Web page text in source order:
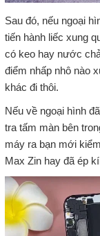
Sau đó, nếu ngoại
tiến hành liếc xung
có keo hay nước
điểm nhấp nhô nào
khác đi thôi.
Nếu về ngoại hình
tra tấm màn bên
máy ra bạn mới
Max Zin hay đã ép